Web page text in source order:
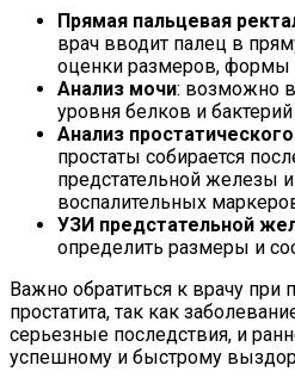
Прямая пальцевая
врач вводит палец в
оценки размеров, формы
Анализ мочи: возможно
уровня белков и
Анализ
простаты собирается
предстательной железы
воспалительных
УЗИ предстательной
определить размеры и
Важно обратиться к врачу при
простатита, так как
серьезные последствия, и
успешному и быстрому